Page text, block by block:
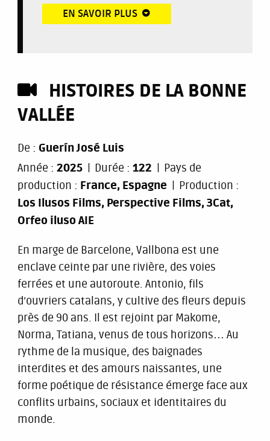
EN SAVOIR PLUS
HISTOIRES DE LA BONNE
VALLÉE
De : Guerín José Luis
Année : 2025 Durée : 122
Pays de
production : France, Espagne Production :
Los Ilusos Films, Perspective Films, 3Cat,
Orfeo iluso AIE
En marge de Barcelone, Vallbona est une
enclave ceinte par une rivière, des voies
ferrées et une autoroute. Antonio, fils
d’ouvriers catalans, y cultive des fleurs depuis
près de 90 ans. Il est rejoint par Makome,
Norma, Tatiana, venus de tous horizons… Au
rythme de la musique, des baignades
interdites et des amours naissantes, une
forme poétique de résistance émerge face aux
conflits urbains, sociaux et identitaires du
monde.